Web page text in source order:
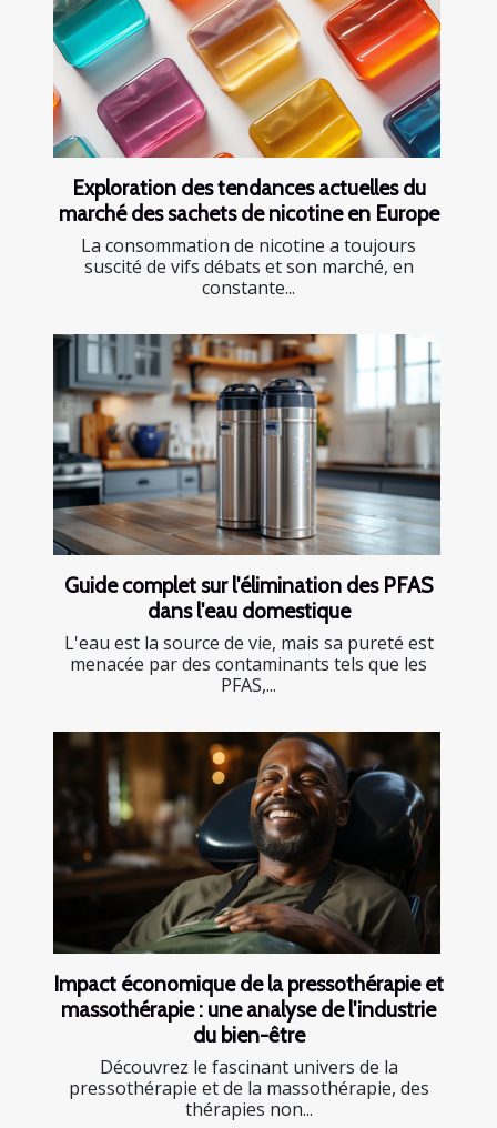
Exploration des tendances actuelles du
marché des sachets de nicotine en Europe
La consommation de nicotine a toujours
suscité de vifs débats et son marché, en
constante...
Guide complet sur l'élimination des PFAS
dans l'eau domestique
L'eau est la source de vie, mais sa pureté est
menacée par des contaminants tels que les
PFAS,...
Impact économique de la pressothérapie et
massothérapie : une analyse de l'industrie
du bien-être
Découvrez le fascinant univers de la
pressothérapie et de la massothérapie, des
thérapies non...